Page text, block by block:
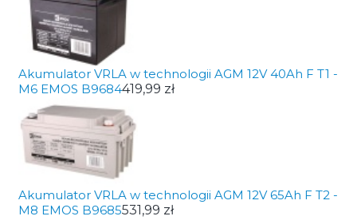
Akumulator VRLA w technologii AGM 12V 40Ah F T1 -
M6 EMOS B9684419,99 zł
Akumulator VRLA w technologii AGM 12V 65Ah F T2 -
M8 EMOS B9685531,99 zł